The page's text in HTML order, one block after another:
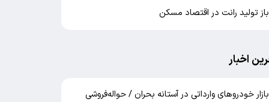
باز تولید رانت در اقتصاد مسکن
اخبار
بازار خودرو‌های وارداتی در آستانه بحران / حواله‌فروشی